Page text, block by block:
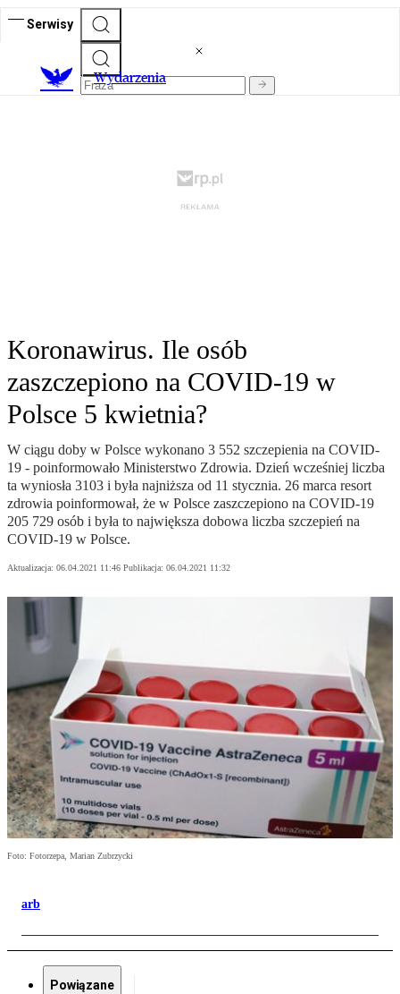
Serwisy
Wydarzenia
Koronawirus. Ile osób
zaszczepiono na COVID-19 w
Polsce 5 kwietnia?
W ciągu doby w Polsce wykonano 3 552 szczepienia na COVID-
19 - poinformowało Ministerstwo Zdrowia. Dzień wcześniej liczba
ta wyniosła 3103 i była najniższa od 11 stycznia. 26 marca resort
zdrowia poinformował, że w Polsce zaszczepiono na COVID-19
205 729 osób i była to największa dobowa liczba szczepień na
COVID-19 w Polsce.
Aktualizacja: 06.04.2021 11:46 Publikacja: 06.04.2021 11:32
Foto: Fotorzepa, Marian Zubrzycki
arb
Powiązane